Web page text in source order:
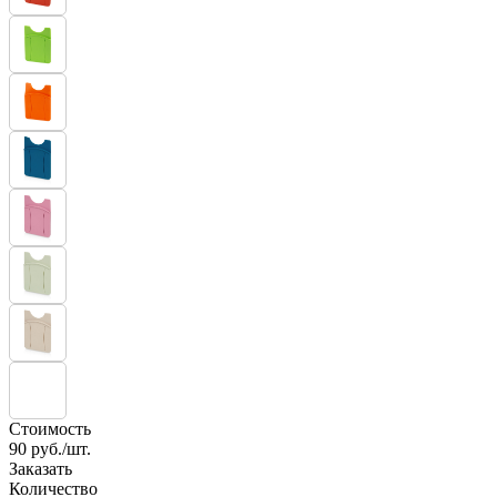
Стоимость
90 руб./шт.
Заказать
Количество